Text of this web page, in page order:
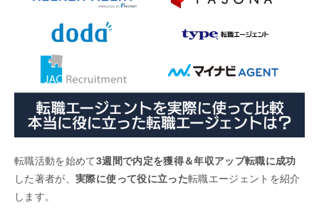
転職活動を始めて3週間で内定を獲得＆年収アップ転職に成功
した著者が、実際に使って役に立った転職エージェントを紹介
します。